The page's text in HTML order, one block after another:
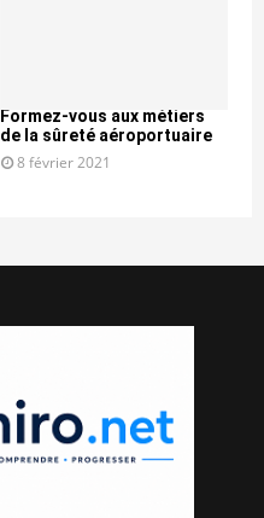
Formez-vous aux métiers
de la sûreté aéroportuaire
8 février 2021